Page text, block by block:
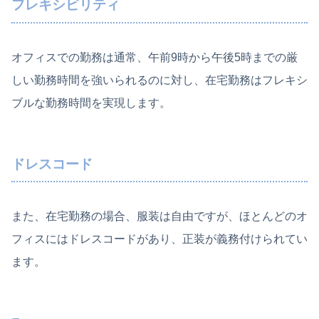
フレキシビリティ
オフィスでの勤務は通常、午前9時から午後5時までの厳
しい勤務時間を強いられるのに対し、在宅勤務はフレキシ
ブルな勤務時間を実現します。
ドレスコード
また、在宅勤務の場合、服装は自由ですが、ほとんどのオ
フィスにはドレスコードがあり、正装が義務付けられてい
ます。